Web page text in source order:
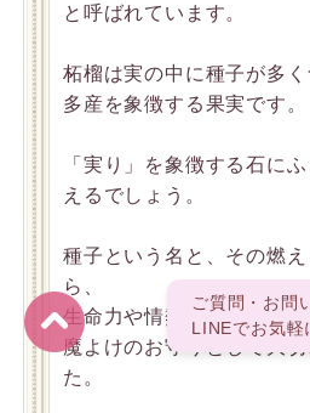
と呼ばれています。
柘榴は実の中に種子が多く
多産を象徴する果実です。
「実り」を象徴する石に
えるでしょう。
種子という名と、その燃
ら、
生命力や情熱、実りをイ
魔よけのお守りとして大
た。
ご質問・お問
LINEでお気